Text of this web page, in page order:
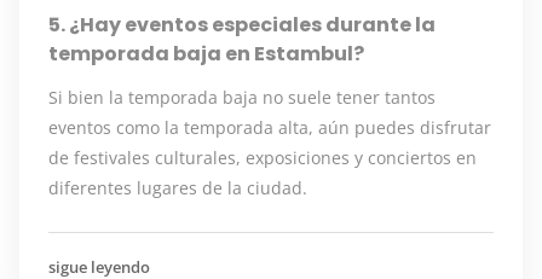
5. ¿Hay eventos especiales durante la
temporada baja en Estambul?
Si bien la temporada baja no suele tener tantos
eventos como la temporada alta, aún puedes disfrutar
de festivales culturales, exposiciones y conciertos en
diferentes lugares de la ciudad.
sigue leyendo